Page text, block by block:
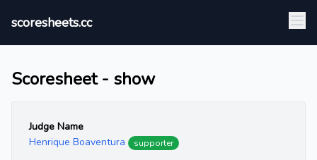
scoresheets.cc
Scoresheet - show
Judge Name
Henrique Boaventura
supporter